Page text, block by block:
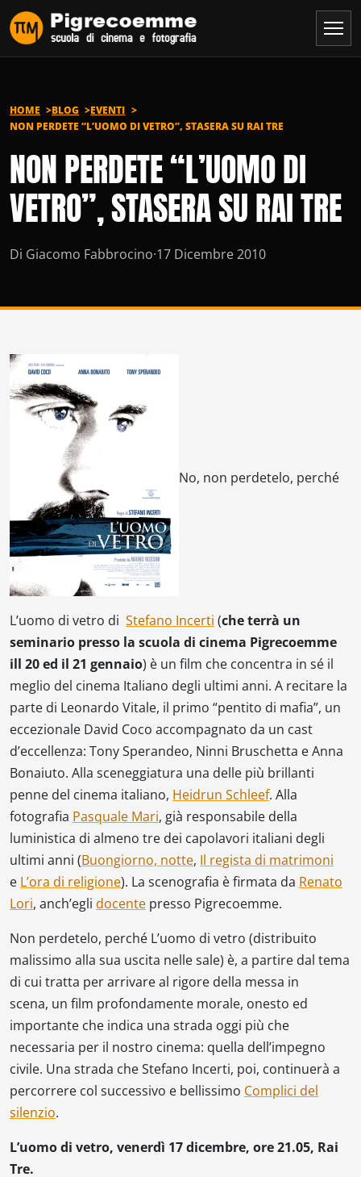
Vai al contenuto
HOME BLOG
EVENTI
NON PERDETE “L’UOMO DI VETRO”, STASERA SU RAI TRE
NON PERDETE “L’UOMO DI
VETRO”, STASERA SU RAI TRE
Di Giacomo Fabbrocino·17 Dicembre 2010
No, non perdetelo, perché
L’uomo di vetro di Stefano Incerti (che terrà un
seminario presso la scuola di cinema Pigrecoemme
ill 20 ed il 21 gennaio) è un film che concentra in sé il
meglio del cinema Italiano degli ultimi anni. A recitare la
parte di Leonardo Vitale, il primo “pentito di mafia”, un
eccezionale David Coco accompagnato da un cast
d’eccellenza: Tony Sperandeo, Ninni Bruschetta e Anna
Bonaiuto. Alla sceneggiatura una delle più brillanti
penne del cinema italiano, Heidrun Schleef. Alla
fotografia Pasquale Mari, già responsabile della
luministica di almeno tre dei capolavori italiani degli
ultimi anni (Buongiorno, notte, Il regista di matrimoni
e L’ora di religione). La scenografia è firmata da Renato
Lori, anch’egli docente presso Pigrecoemme.
Non perdetelo, perché L’uomo di vetro (distribuito
malissimo alla sua uscita nelle sale) è, a partire dal tema
di cui tratta per arrivare al rigore della messa in
scena, un film profondamente morale, onesto ed
importante che indica una strada oggi più che
necessaria per il nostro cinema: quella dell’impegno
civile. Una strada che Stefano Incerti, poi, continuerà a
percorrere col successivo e bellissimo Complici del
silenzio.
L’uomo di vetro, venerdì 17 dicembre, ore 21.05, Rai
Tre.